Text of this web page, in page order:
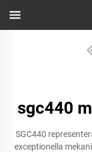
sgc440
SGC440
exceptionella